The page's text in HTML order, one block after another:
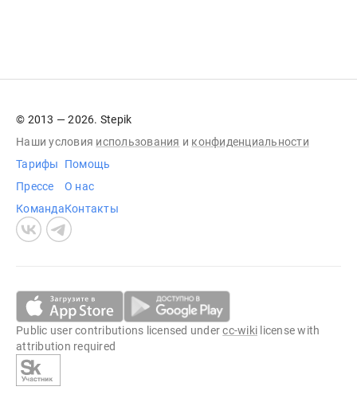
© 2013 — 2026. Stepik
Наши условия использования и конфиденциальности
Тарифы
Прессе
Команда
Помощь
О нас
Контакты
Public user contributions licensed undercc-wiki license with
attribution required